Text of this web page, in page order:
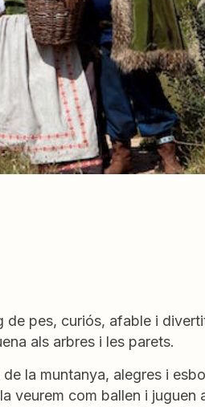
de pes, curiós, afable i
als arbres i les parets.
la muntanya, alegres i
veurem com ballen i juguen